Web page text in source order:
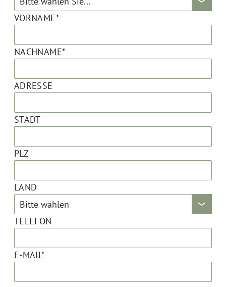
VORNAME*
NACHNAME*
ADRESSE
STADT
PLZ
LAND
TELEFON
E-MAIL*